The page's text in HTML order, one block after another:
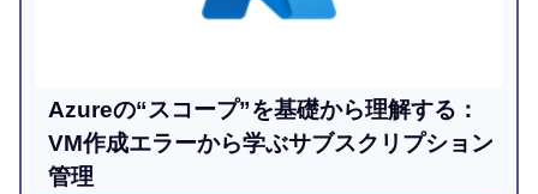
Azureの“スコープ”を基礎から理解する：
VM作成エラーから学ぶサブスクリプション
管理